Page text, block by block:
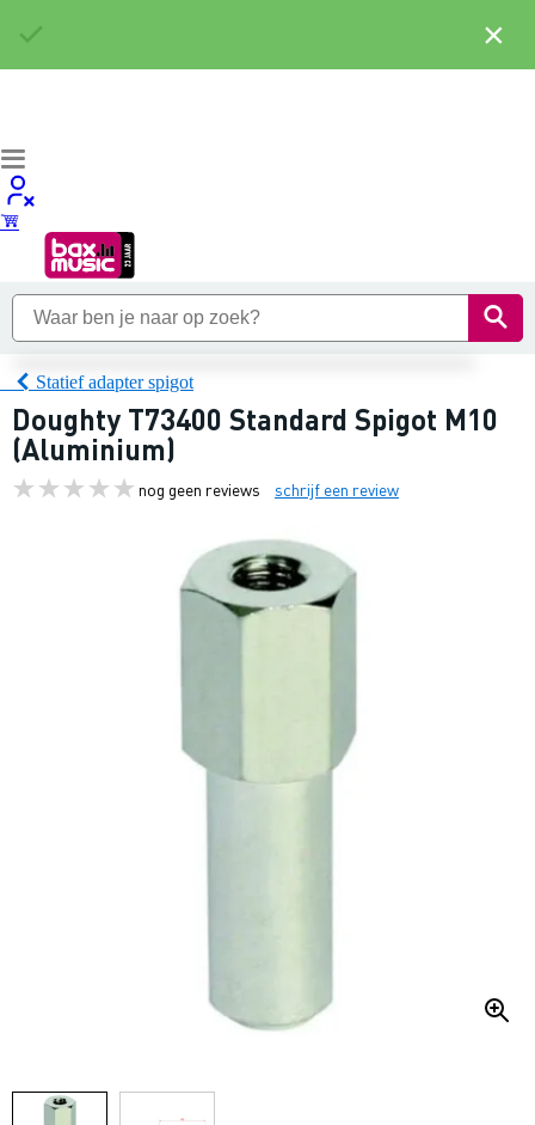
Statief adapter spigot
Doughty T73400 Standard Spigot M10
(Aluminium)
nog geen reviews schrijf een review
×